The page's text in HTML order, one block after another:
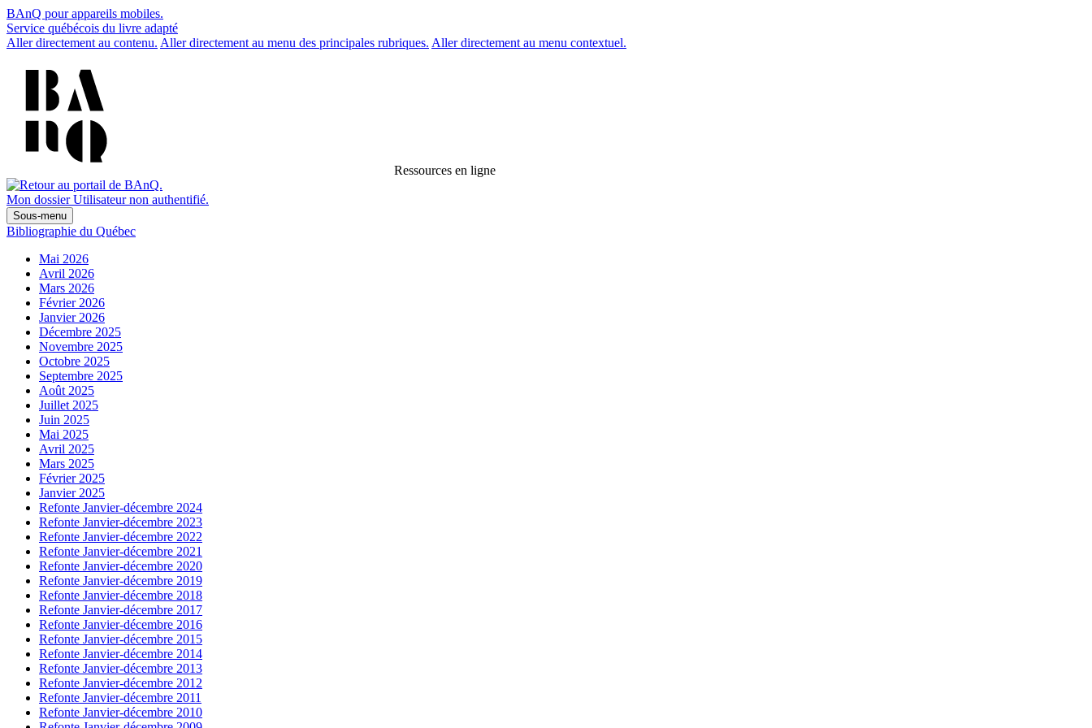
BAnQ pour appareils mobiles.
Service québécois du livre adapté
Aller directement au contenu. Aller directement au menu des principales rubriques. Aller directement au menu contextuel.
Ressources en ligne
Mon dossier Utilisateur non authentifié.
Sous-menu
Bibliographie du Québec
Mai 2026
Avril 2026
Mars 2026
Février 2026
Janvier 2026
Décembre 2025
Novembre 2025
Octobre 2025
Septembre 2025
Août 2025
Juillet 2025
Juin 2025
Mai 2025
Avril 2025
Mars 2025
Février 2025
Janvier 2025
Refonte Janvier-décembre 2024
Refonte Janvier-décembre 2023
Refonte Janvier-décembre 2022
Refonte Janvier-décembre 2021
Refonte Janvier-décembre 2020
Refonte Janvier-décembre 2019
Refonte Janvier-décembre 2018
Refonte Janvier-décembre 2017
Refonte Janvier-décembre 2016
Refonte Janvier-décembre 2015
Refonte Janvier-décembre 2014
Refonte Janvier-décembre 2013
Refonte Janvier-décembre 2012
Refonte Janvier-décembre 2011
Refonte Janvier-décembre 2010